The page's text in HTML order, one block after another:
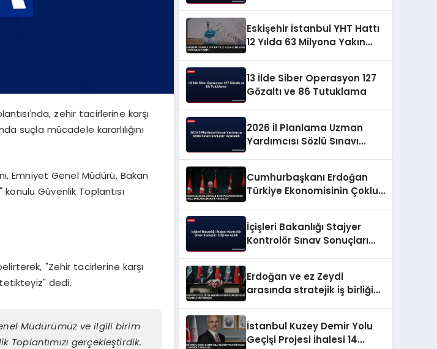
zehir tacirlerine karşı
suçla mücadele kararlılığını
Emniyet Genel Müdürü, Bakan
Güvenlik Toplantısı
"Zehir tacirlerine karşı
tetikteyiz" dedi.
Müdürümüz ve ilgili birim
Toplantımızı gerçekleştirdik.
Eskişehir İstanbul YHT Hattı
12 Yılda 63 Milyona Yakın
13 İlde Siber Operasyon 127
Gözaltı ve 86 Tutuklama
2026 İl Planlama Uzman
Yardımcısı Sözlü Sınavı
Cumhurbaşkanı Erdoğan
Türkiye Ekonomisinin Çoklu
İçişleri Bakanlığı Stajyer
Kontrolör Sınav Sonuçları
Erdoğan ve ez Zeydi
arasında stratejik iş birliği
İstanbul Kuzey Demir Yolu
Geçişi Projesi İhalesi 14